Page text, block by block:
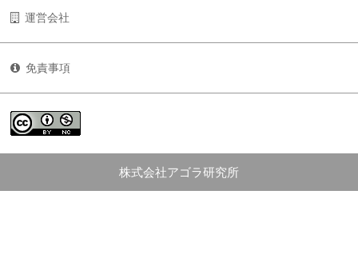
運営会社
免責事項
株式会社アゴラ研究所